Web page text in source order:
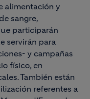
alimentación y
sangre,
participarán
servirán para
y campañas
físico, en
También están
referentes a